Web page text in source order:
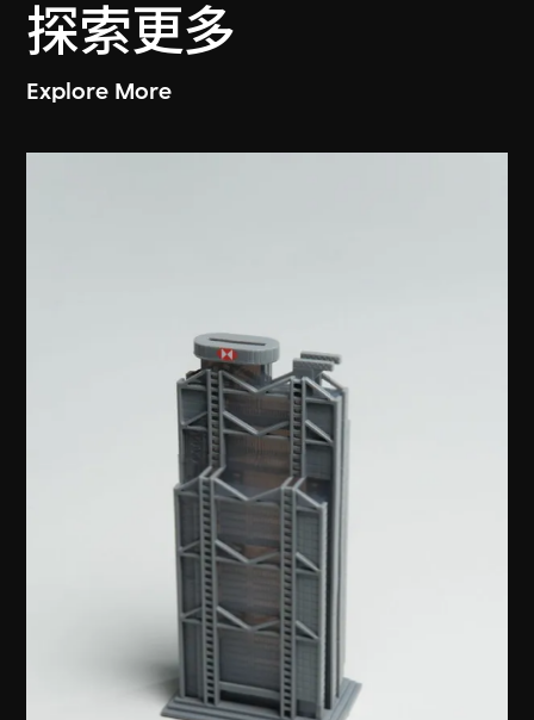
探索更多
Explore More